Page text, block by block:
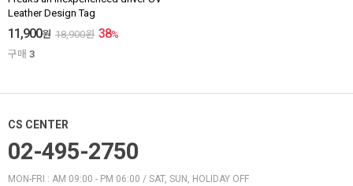
Leather Design Tag
11,900원 18,900원 38%
구매 3
CS CENTER
02-495-2750
MON-FRI : AM 09:00 - PM 06:00 / SAT, SUN, HOLIDAY OFF